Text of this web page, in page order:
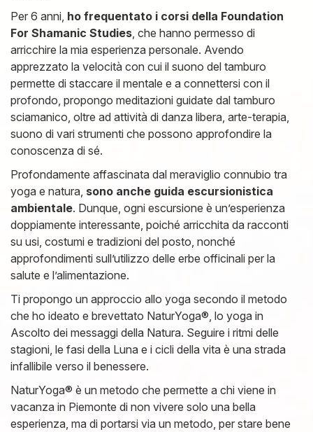
Per 6 anni, ho frequentato i corsi della Foundation
For Shamanic Studies , che hanno permesso di
arricchire la mia esperienza personale. Avendo
apprezzato la velocità con cui il suono del tamburo
permette di staccare il mentale e a connettersi con il
profondo, propongo meditazioni guidate dal tamburo
sciamanico, oltre ad attività di danza libera, arte-terapia,
suono di vari strumenti che possono approfondire la
conoscenza di sé.
Profondamente affascinata dal meraviglio connubio tra
yoga e natura, sono anche guida escursionistica
ambientale. Dunque, ogni escursione è un’esperienza
doppiamente interessante, poiché arricchita da racconti
su usi, costumi e tradizioni del posto, nonché
approfondimenti sull’utilizzo delle erbe officinali per la
salute e l’alimentazione.
Ti propongo un approccio allo yoga secondo il metodo
che ho ideato e brevettato NaturYoga®, lo yoga in
Ascolto dei messaggi della Natura. Seguire i ritmi delle
stagioni, le fasi della Luna e i cicli della vita è una strada
infallibile verso il benessere.
NaturYoga® è un metodo che permette a chi viene in
vacanza in Piemonte di non vivere solo una bella
esperienza, ma di portarsi via un metodo, per stare bene